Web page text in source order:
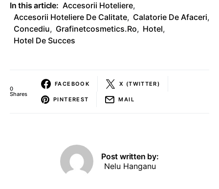
In this article: Accesorii Hoteliere,
Accesorii Hoteliere De Calitate, Calatorie De Afaceri,
Concediu, Grafinetcosmetics.ro, Hotel,
Hotel De Succes
0
Shares
FACEBOOK X (TWITTER)
PINTEREST MAIL
Post written by:
Nelu Hanganu